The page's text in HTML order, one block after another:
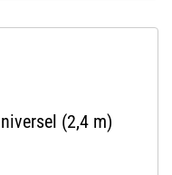
(2,4 m)